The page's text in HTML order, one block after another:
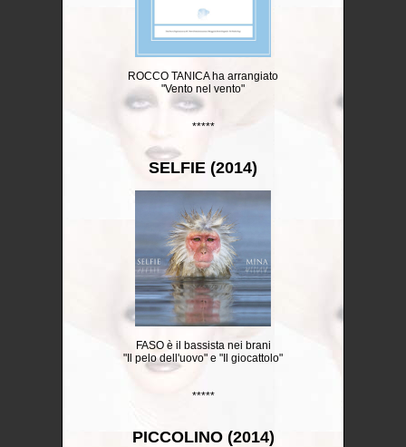
ROCCO TANICA ha arrangiato
"Vento nel vento"
*****
SELFIE (2014)
FASO è il bassista nei brani
"Il pelo dell'uovo" e "Il giocattolo"
*****
PICCOLINO (2014)